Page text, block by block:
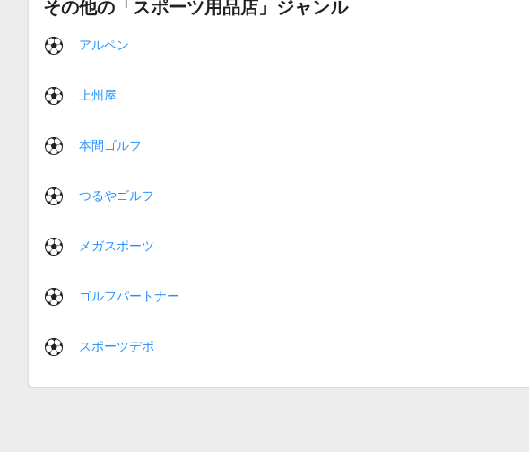
その他の「スポーツ用品店」ジャンル
アルペン
上州屋
本間ゴルフ
つるやゴルフ
メガスポーツ
ゴルフパートナー
スポーツデポ